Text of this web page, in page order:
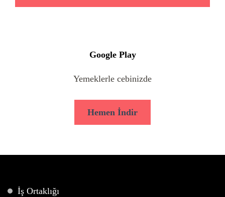
Google Play
Yemeklerle cebinizde
Hemen İndir
İş Ortaklığı